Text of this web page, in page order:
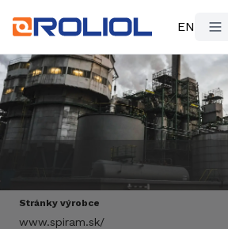
EN
Stránky výrobce
www.spiram.sk/